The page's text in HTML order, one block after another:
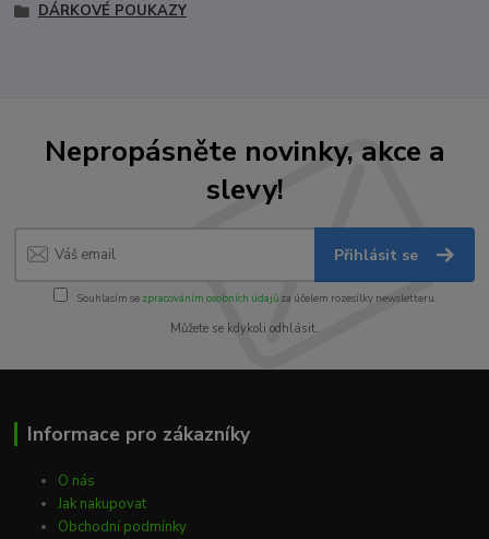
DÁRKOVÉ POUKAZY
Nepropásněte novinky, akce a
slevy!
Přihlásit se
Souhlasím se zpracováním osobních údajůza účelem rozesílky newsletteru.
Můžete se kdykoli odhlásit.
Informace pro zákazníky
O nás
Jak nakupovat
Obchodní podmínky